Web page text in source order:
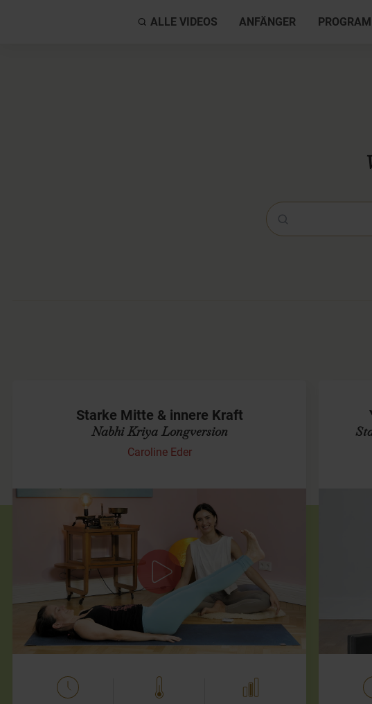
ALLE VIDEOS ANFÄNGER
Yoga-Video suchen
Starke Mitte & innere Kraft
Nabhi Kriya Longversion
Caroline Eder
Mitte aktivieren & innere Ausrichtung
stärken
In dieser relativ intensiven Kundalini-Praxis lade ich Dich ein,
tief in Deine Körpermitte einzutauchen und Deine innere
Kraft zu aktivieren. Die Nabhi…